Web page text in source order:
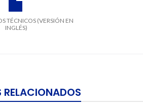
TÉCNICOS (VERSIÓN EN
INGLÉS)
RELACIONADOS